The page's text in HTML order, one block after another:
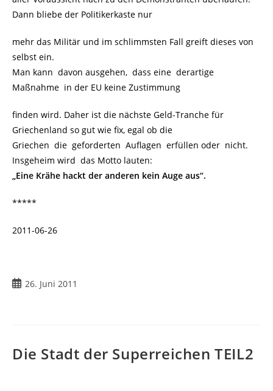
Dann bliebe der Politikerkaste nur
mehr das Militär und im schlimmsten Fall greift dieses von
selbst ein.
Man kann davon ausgehen, dass eine derartige
Maßnahme in der EU keine Zustimmung
finden wird. Daher ist die nächste Geld-Tranche für
Griechenland so gut wie fix, egal ob die
Griechen die geforderten Auflagen erfüllen oder nicht.
Insgeheim wird das Motto lauten:
„Eine Krähe hackt der anderen kein Auge aus“.
*****
2011-06-26
Beitrag
26. Juni 2011
Die Stadt der Superreichen TEIL2